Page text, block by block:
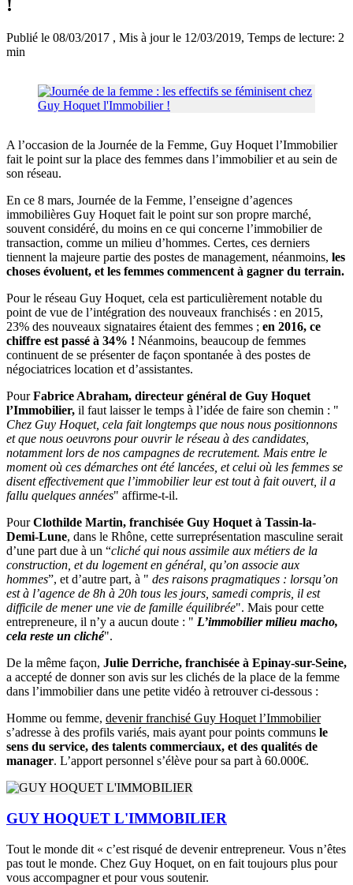
!
Publié le 08/03/2017 , Mis à jour le 12/03/2019, Temps de lecture: 2
min
A l’occasion de la Journée de la Femme, Guy Hoquet l’Immobilier
fait le point sur la place des femmes dans l’immobilier et au sein de
son réseau.
En ce 8 mars, Journée de la Femme, l’enseigne d’agences
immobilières Guy Hoquet fait le point sur son propre marché,
souvent considéré, du moins en ce qui concerne l’immobilier de
transaction, comme un milieu d’hommes. Certes, ces derniers
tiennent la majeure partie des postes de management, néanmoins, les
choses évoluent, et les femmes commencent à gagner du terrain.
Pour le réseau Guy Hoquet, cela est particulièrement notable du
point de vue de l’intégration des nouveaux franchisés : en 2015,
23% des nouveaux signataires étaient des femmes ; en 2016, ce
chiffre est passé à 34% ! Néanmoins, beaucoup de femmes
continuent de se présenter de façon spontanée à des postes de
négociatrices location et d’assistantes.
PourFabrice Abraham, directeur général de Guy Hoquet
l’Immobilier, il faut laisser le temps à l’idée de faire son chemin : "
Chez Guy Hoquet, cela fait longtemps que nous nous positionnons
et que nous oeuvrons pour ouvrir le réseau à des candidates,
notamment lors de nos campagnes de recrutement. Mais entre le
moment où ces démarches ont été lancées, et celui où les femmes se
disent effectivement que l’immobilier leur est tout à fait ouvert, il a
fallu quelques années" affirme-t-il.
PourClothilde Martin, franchisée Guy Hoquet à Tassin-la-
Demi-Lune, dans le Rhône, cette surreprésentation masculine serait
d’une part due à un “cliché qui nous assimile aux métiers de la
construction, et du logement en général, qu’on associe aux
hommes”, et d’autre part, à " des raisons pragmatiques : lorsqu’on
est à l’agence de 8h à 20h tous les jours, samedi compris, il est
difficile de mener une vie de famille équilibrée". Mais pour cette
entrepreneure, il n’y a aucun doute : " L’immobilier milieu macho,
cela reste un cliché".
De la même façon, Julie Derriche, franchisée à Epinay-sur-Seine,
a accepté de donner son avis sur les clichés de la place de la femme
dans l’immobilier dans une petite vidéo à retrouver ci-dessous :
Homme ou femme, devenir franchisé Guy Hoquet l’Immobilier
s’adresse à des profils variés, mais ayant pour points communs le
sens du service, des talents commerciaux, et des qualités de
manager. L’apport personnel s’élève pour sa part à 60.000€.
GUY HOQUET L'IMMOBILIER
Tout le monde dit « c’est risqué de devenir entrepreneur. Vous n’êtes
pas tout le monde. Chez Guy Hoquet, on en fait toujours plus pour
vous accompagner et pour vous soutenir.